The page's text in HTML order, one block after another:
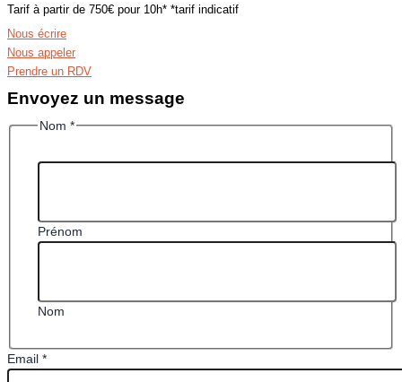
Tarif à partir de 750€ pour 10h* *tarif indicatif
Nous écrire
Nous appeler
Prendre un RDV
Envoyez un message
Email
Message
Nom *
Prénom
Nom
Email *